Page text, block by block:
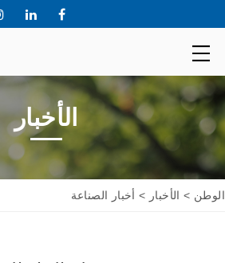
الأخبار
الوطن > الأخبار > أخبار الصناعة